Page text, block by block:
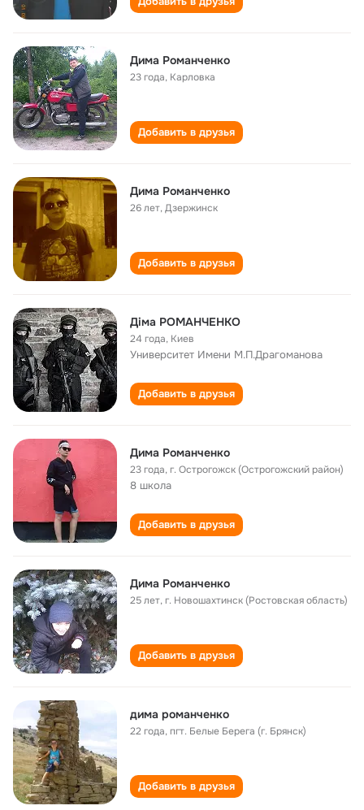
Дима Романченко
23 года, Карловка
Добавить в друзья
Дима Романченко
26 лет,Дзержинск
Добавить в друзья
Діма РОМАНЧЕНКО
24 года, Киев
Университет Имени М.П.Драгоманова
Добавить в друзья
Дима Романченко
23 года,г. Острогожск (Острогожский район)
8 школа
Добавить в друзья
Дима Романченко
25 лет,г. Новошахтинск (Ростовская область)
Добавить в друзья
дима романченко
22 года,пгт. Белые Берега (г. Брянск)
Добавить в друзья